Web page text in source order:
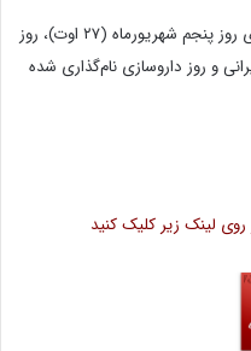
به پاس زحمات فراوان رازی در امر داروسازی روز پنجم شهریورماه (۲۷ اوت)، روز
و روز داروسازی نام‌گذاری شده
روی لینک زیر کلیک کنید